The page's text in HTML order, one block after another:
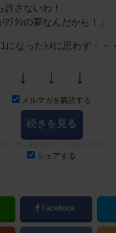
さないわ！
ﾃｸｼの夢なんだから！」
になったﾄﾒに思わず・・・
↓ ↓ ↓
メルマガを購読する
続きを見る
シェアする
Facebook